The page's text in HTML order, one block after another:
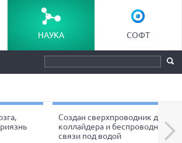
НАУКА СОФТ
Создан сверхпроводник для
коллайдера и беспроводной
связи под водой
Next